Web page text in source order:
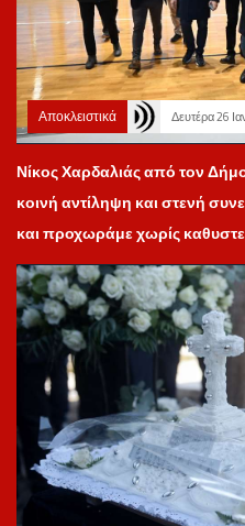
Αποκλειστικά Δευτέρα 26
Νίκος Χαρδαλιάς από τον
κοινή αντίληψη και στενή
και προχωράμε χωρίς